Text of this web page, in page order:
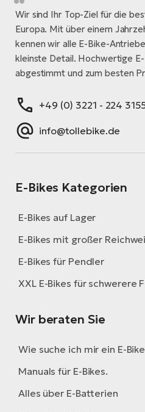
Wir sind Ihr Top-Ziel für die
Europa. Mit über einem
kennen wir alle E-Bike-
kleinste Detail. Hochwertige
abgestimmt und zum besten
+49 (0) 3221 - 224
info@tollebike.de
E-Bikes Kategorien
E-Bikes auf Lager
E-Bikes mit großer
E-Bikes für Pendler
XXL E-Bikes für schwerere
Wir beraten Sie
Wie suche ich mir ein E-
Manuals für E-Bikes.
Alles über E-Batterien